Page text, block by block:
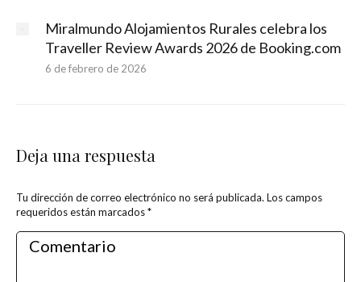
Miralmundo Alojamientos Rurales celebra los
Traveller Review Awards 2026 de Booking.com
6 de febrero de 2026
Deja una respuesta
Tu dirección de correo electrónico no será publicada. Los campos
requeridos están marcados*
Comentario